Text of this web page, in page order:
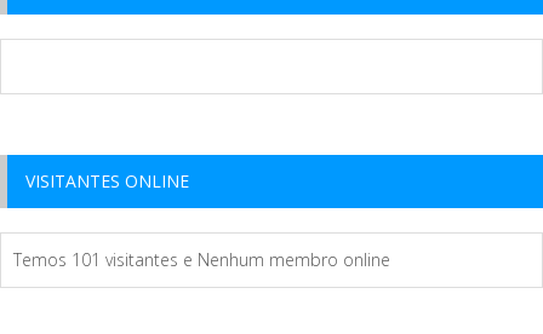
VISITANTES ONLINE
Temos 101 visitantes e Nenhum membro online